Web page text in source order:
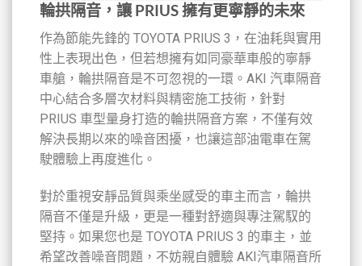
輪拱隔音，讓 PRIUS 擁有更寧靜的未來
作為節能先鋒的 TOYOTA PRIUS 3，在油耗與實用
性上表現出色，但若想擁有如同豪華車般的寧靜
車艙，輪拱隔音是不可忽視的一環。AKI 汽車隔音
中心結合多層次材料與精密施工技術，針對
PRIUS 車型量身打造的輪拱隔音方案，不僅有效
解決長期以來的噪音困擾，也讓這部油電車在駕
駛體驗上再度進化。
對於重視安靜品質與乘坐感受的車主而言，輪拱
隔音不僅是升級，更是一種對舒適與專注駕馭的
堅持。如果您也是 TOYOTA PRIUS 3 的車主，並
希望改善噪音問題，不妨親自體驗 AKI汽車隔音所